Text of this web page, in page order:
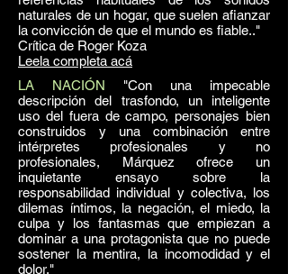
naturales de un hogar, que suelen afianzar
la convicción de que el mundo es fiable.."
Crítica de Roger Koza
Leela completa acá
LA NACIÓN "Con una impecable
descripción del trasfondo, un inteligente
uso del fuera de campo, personajes bien
construidos y una combinación entre
intérpretes profesionales y no
profesionales, Márquez ofrece un
inquietante ensayo sobre la
responsabilidad individual y colectiva, los
dilemas íntimos, la negación, el miedo, la
culpa y los fantasmas que empiezan a
dominar a una protagonista que no puede
sostener la mentira, la incomodidad y el
dolor."